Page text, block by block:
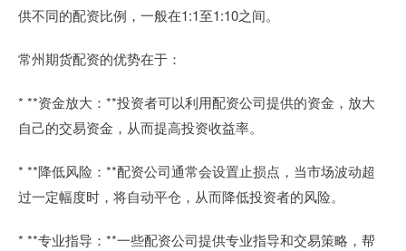
供不同的配资比例，一般在1:1至1:10之间。
常州期货配资的优势在于：
* **资金放大：**投资者可以利用配资公司提供的资金，放大
自己的交易资金，从而提高投资收益率。
* **降低风险：**配资公司通常会设置止损点，当市场波动超
过一定幅度时，将自动平仓，从而降低投资者的风险。
* **专业指导：**一些配资公司提供专业指导和交易策略，帮